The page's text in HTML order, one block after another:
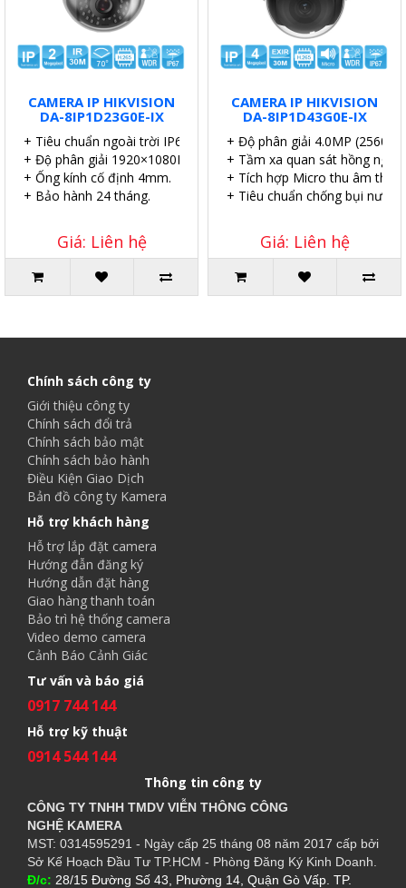
CAMERA IP HIKVISION
DA-8IP1D23G0E-IX
+ Tiêu chuẩn ngoài trời IP67.
+ Độ phân giải 1920×1080P.
+ Ống kính cố định 4mm.
+ Bảo hành 24 tháng.
Giá: Liên hệ
CAMERA IP HIKVISION
DA-8IP1D43G0E-IX
+ Độ phân giải 4.0MP
+ Tầm xa quan sát hồng
+ Tích hợp Micro thu âm
+ Tiêu chuẩn chống bụi nước
Giá: Liên hệ
Chính sách công ty
Giới thiệu công ty
Chính sách đổi trả
Chính sách bảo mật
Chính sách bảo hành
Điều Kiện Giao Dịch
Bản đồ công ty Kamera
Hỗ trợ khách hàng
Hỗ trợ lắp đặt camera
Hướng đẫn đăng ký
Hướng dẫn đặt hàng
Giao hàng thanh toán
Bảo trì hệ thống camera
Video demo camera
Cảnh Báo Cảnh Giác
Tư vấn và báo giá
0917 744 144
Hỗ trợ kỹ thuật
0914 544 144
Thông tin công ty
CÔNG TY TNHH TMDV VIỄN THÔNG CÔNG
NGHỆ KAMERA
MST: 0314595291 - Ngày cấp 25 tháng 08 năm 2017 cấp bởi
Sở Kế Hoạch Đầu Tư TP.HCM - Phòng Đăng Ký Kinh Doanh.
Đ/c: 28/15 Đường Số 43, Phường 14, Quận Gò Vấp. TP.